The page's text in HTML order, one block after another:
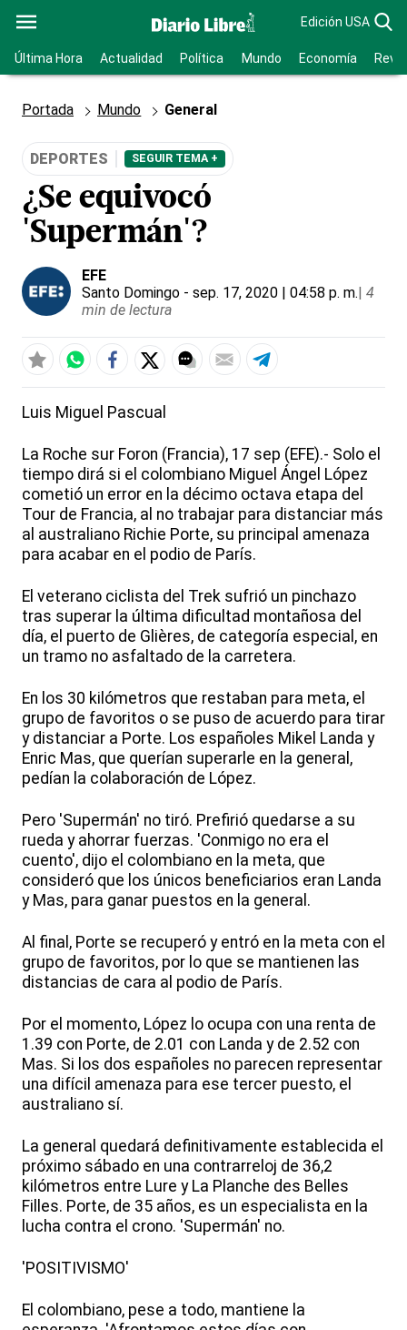
Edición USA
Última Hora Actualidad Política Mundo Economía
Portada Mundo General
DEPORTES SEGUIR TEMA +
¿Se equivocó
'Supermán'?
EFE
Santo Domingo - sep. 17, 2020 | 04:58 p. m.| 4
min de lectura
Luis Miguel Pascual
La Roche sur Foron (Francia), 17 sep (EFE).- Solo el
tiempo dirá si el colombiano Miguel Ángel López
cometió un error en la décimo octava etapa del
Tour de Francia, al no trabajar para distanciar más
al australiano Richie Porte, su principal amenaza
para acabar en el podio de París.
El veterano ciclista del Trek sufrió un pinchazo
tras superar la última dificultad montañosa del
día, el puerto de Glières, de categoría especial, en
un tramo no asfaltado de la carretera.
En los 30 kilómetros que restaban para meta, el
grupo de favoritos o se puso de acuerdo para tirar
y distanciar a Porte. Los españoles Mikel Landa y
Enric Mas, que querían superarle en la general,
pedían la colaboración de López.
Pero 'Supermán' no tiró. Prefirió quedarse a su
rueda y ahorrar fuerzas. 'Conmigo no era el
cuento', dijo el colombiano en la meta, que
consideró que los únicos beneficiarios eran Landa
y Mas, para ganar puestos en la general.
Al final, Porte se recuperó y entró en la meta con el
grupo de favoritos, por lo que se mantienen las
distancias de cara al podio de París.
Por el momento, López lo ocupa con una renta de
1.39 con Porte, de 2.01 con Landa y de 2.52 con
Mas. Si los dos españoles no parecen representar
una difícil amenaza para ese tercer puesto, el
australiano sí.
La general quedará definitivamente establecida el
próximo sábado en una contrarreloj de 36,2
kilómetros entre Lure y La Planche des Belles
Filles. Porte, de 35 años, es un especialista en la
lucha contra el crono. 'Supermán' no.
'POSITIVISMO'
El colombiano, pese a todo, mantiene la